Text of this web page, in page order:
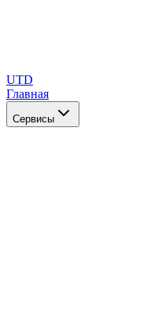
UTD
Главная
Сервисы